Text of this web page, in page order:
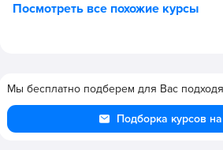
Посмотреть все похожие курсы
Мы бесплатно подберем для Вас
Подборка курсов